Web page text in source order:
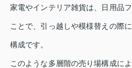
家電やインテリア雑貨は、日用品
ことで、引っ越しや模様替えの際
構成です。
このような多層階の売り場構成に